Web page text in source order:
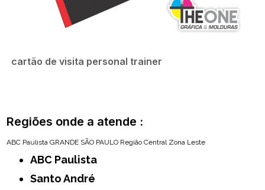
cartão de visita personal trainer
Regiões onde a atende :
ABC Paulista GRANDE SÃO PAULO Região Central Zona Leste
ABC Paulista
Santo André